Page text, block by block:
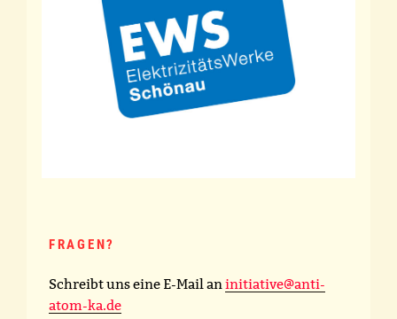
FRAGEN?
Schreibt uns eine E-Mail aninitiative@anti-
atom-ka.de